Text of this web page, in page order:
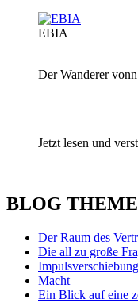
EBIA
Der Wanderer
Jetzt lesen und
BLOG
Der Raum des
Die all zu große
Impulsverschiebung
Macht
Ein Blick auf eine